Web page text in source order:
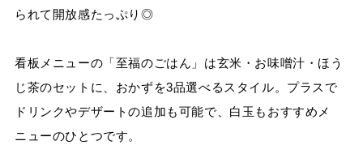
られて開放感たっぷり◎
看板メニューの「至福のごはん」は玄米・お味噌汁・ほう
じ茶のセットに、おかずを3品選べるスタイル。プラスで
ドリンクやデザートの追加も可能で、白玉もおすすめメ
ニューのひとつです。